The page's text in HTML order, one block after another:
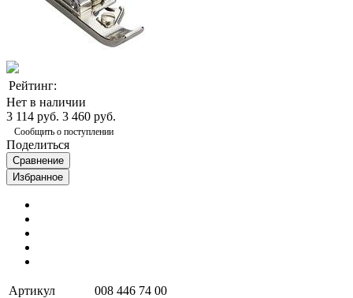
Рейтинг:
Нет в наличии
3 114 руб. 3 460 руб.
Сообщить о поступлении
Поделиться
Сравнение
Избранное
Артикул
008 446 74 00